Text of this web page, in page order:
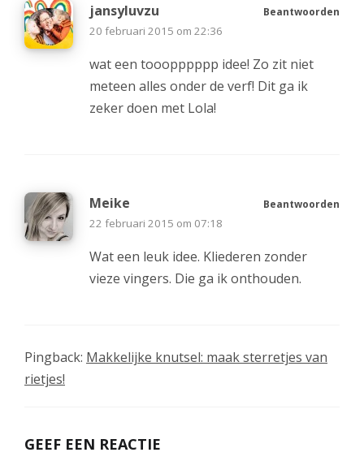
jansyluvzu
20 februari 2015 om 22:36
wat een tooopppppp idee! Zo zit niet
meteen alles onder de verf! Dit ga ik
zeker doen met Lola!
Beantwoorden
Meike
22 februari 2015 om 07:18
Wat een leuk idee. Kliederen zonder
vieze vingers. Die ga ik onthouden.
Beantwoorden
Pingback: Makkelijke knutsel: maak sterretjes van
rietjes!
GEEF EEN REACTIE